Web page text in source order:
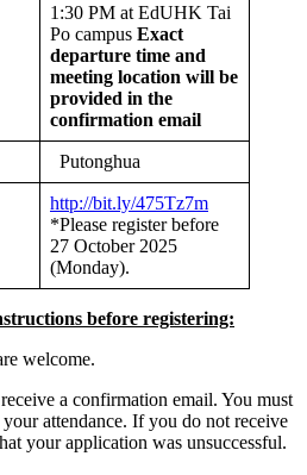
1:30 PM at EdUHK Tai
Po campus Exact
departure time and
meeting location will be
provided in the
confirmation email
Putonghua
http://bit.ly/475Tz7m
*Please register before
27 October 2025
(Monday).
before registering:
welcome.
a confirmation email. You must
attendance. If you do not receive
your application was unsuccessful.